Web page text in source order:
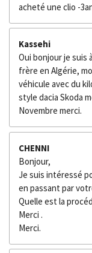
acheté une clio -
Kassehi
Oui bonjour je suis
frère en Algérie,
véhicule avec du
style dacia Skoda
Novembre merci.
CHENNI
Bonjour,
Je suis intéressé
en passant par
Quelle est la
Merci .
Merci.